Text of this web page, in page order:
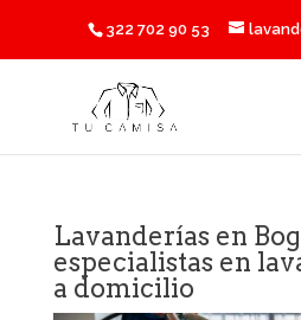
322 702 90 53
Lavanderías en
especialistas en
a domicilio